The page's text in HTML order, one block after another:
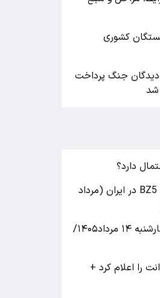
کشوری
جنگ پرداخت
شد
دارد؟
اولین بخشنامه فروش تویوتا BZ5 در ایران (مرداد
قیمت خودرو در بازار آزاد چهارشنبه ۱۴ مرداد۱۴۰۵/
را اعلام کرد +